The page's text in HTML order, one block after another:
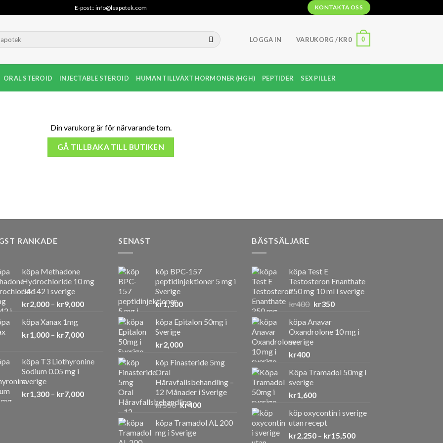
E-post:: info@leapotek.com KONTAKTA OSS
LOGGA IN VARUKORG /KR0 0
ORAL STEROID INJECTABLE STEROID HUMAN TILLVÄXT HORMONER (HGH) PEPTIDER SEX PILLER
Din varukorg är för närvarande tom.
GÅ TILLBAKA TILL BUTIKEN
RANKADE
köpa Methadone
Hydrochloride 10 mg
54 142 i sverige
kr2,000 – kr9,000Prisintervall:
kr9,000
köpa Xanax 1mg
kr1,000 – kr7,000Prisintervall:
kr7,000
köpa T3 Liothyronine
Sodium 0.05 mg i
sverige
kr1,300 – kr7,000Prisintervall:
SENAST
köp BPC-157
peptidinjektioner 5 mg i
Sverige
kr1,300
köpa Epitalon 50mg i
Sverige
kr2,000
köp Finasteride 5mg
Oral
Håravfallsbehandling –
12 Månader i Sverige
kr550 Det
priset
var:
kr400Det
priset
köpa Tramadol AL 200
mg i Sverige
BÄSTSÄLJARE
köpa Test E
Testosteron Enanthate
250 mg 10 ml i sverige
kr400 Det
priset
var:
kr400.
kr350Det
är:
köpa Anavar
Oxandrolone 10 mg i
sverige
kr400
Köpa Tramadol 50mg i
sverige
kr1,600
köp oxycontin i sverige
utan recept
kr2,250 – kr15,500Prisintervall: